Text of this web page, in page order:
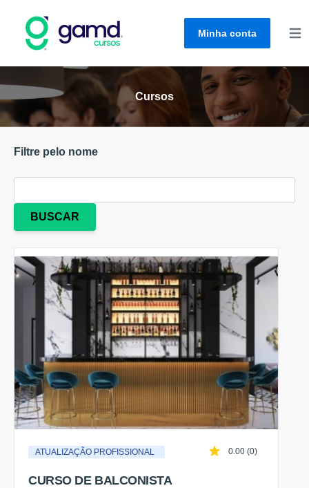
Minha conta
Cursos
Filtre pelo nome
BUSCAR
ATUALIZAÇÃO PROFISSIONAL 0.00 (0)
CURSO DE BALCONISTA